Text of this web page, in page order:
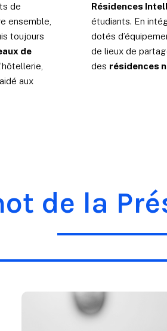
de
ensemble,
toujours
de
aux
Résidences
étudiants. En
dotés
de lieux de
des résidences
de la